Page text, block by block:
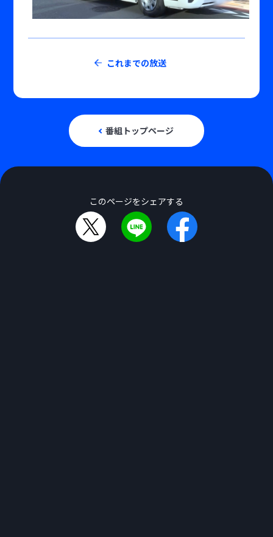
これまでの放送
番組トップページ
このページをシェアする